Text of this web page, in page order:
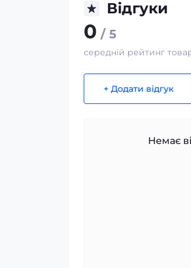
Відгуки
0 / 5
середній рейтинг
+ Додати відгук
Немає